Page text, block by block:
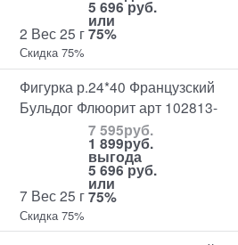
2 Вес 25 г
5 696 руб.
или
75%
Скидка 75%
Фигурка р.24*40 Французский
Бульдог Флюорит арт 102813-
7 Вес 25 г
7 595руб.
1 899руб.
выгода
5 696 руб.
или
75%
Скидка 75%